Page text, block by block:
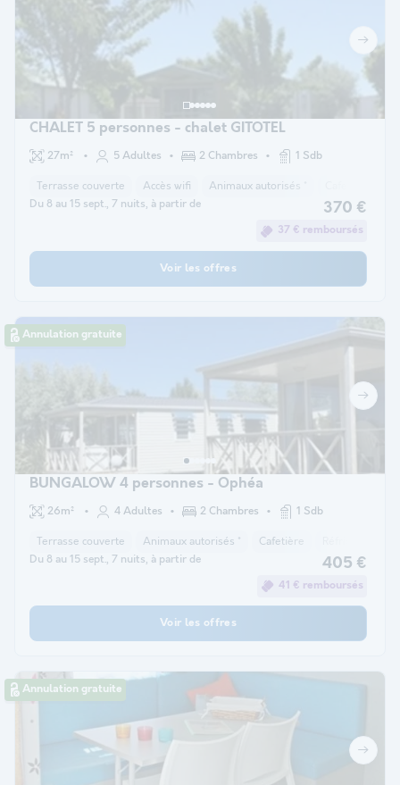
CHALET 5 personnes - chalet GITOTEL
27m² 5 Adultes 2 Chambres 1 Sdb
Terrasse couverte Accès wifi Animaux autorisés *
Du 8 au 15 sept., 7 nuits, à partir de 370 €
37 € remboursés
Voir les offres
Annulation gratuite
BUNGALOW 4 personnes - Ophéa
26m² 4 Adultes 2 Chambres 1 Sdb
Terrasse couverte Animaux autorisés * Cafetière
Du 8 au 15 sept., 7 nuits, à partir de 405 €
41 € remboursés
Voir les offres
Annulation gratuite